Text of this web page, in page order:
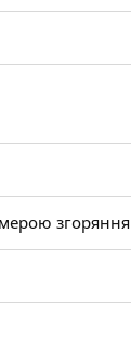
згоряння